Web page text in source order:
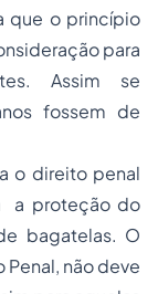
que o princípio
para
Assim se
fossem de
o direito penal
a proteção do
bagatelas. O
não deve